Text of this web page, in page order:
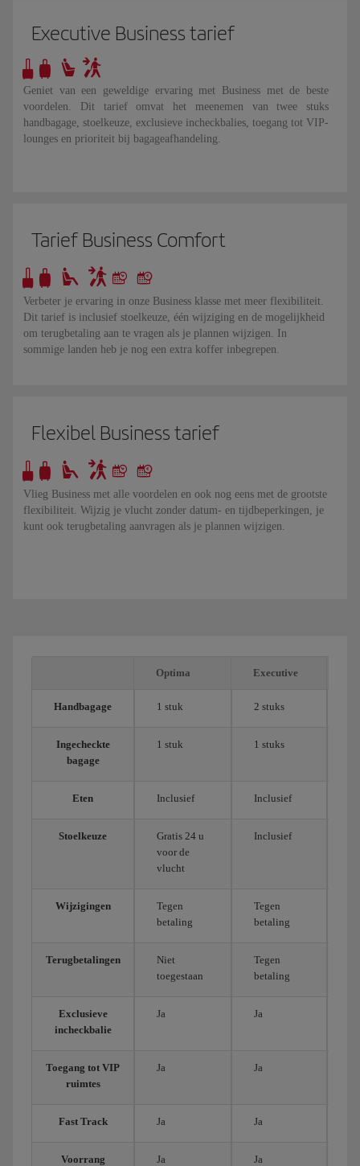
Executive Business tarief
Geniet van een geweldige ervaring met Business met de beste
voordelen. Dit tarief omvat het meenemen van twee stuks
handbagage, stoelkeuze, exclusieve incheckbalies, toegang tot VIP-
lounges en prioriteit bij bagageafhandeling.
Tarief Business Comfort
Verbeter je ervaring in onze Business klasse met meer flexibiliteit.
Dit tarief is inclusief stoelkeuze, één wijziging en de mogelijkheid
om terugbetaling aan te vragen als je plannen wijzigen. In
sommige landen heb je nog een extra koffer inbegrepen.
Flexibel Business tarief
Vlieg Business met alle voordelen en ook nog eens met de grootste
flexibiliteit. Wijzig je vlucht zonder datum- en tijdbeperkingen, je
kunt ook terugbetaling aanvragen als je plannen wijzigen.
Optima Executive
Handbagage 1 stuk 2 stuks
Ingecheckte
bagage
1 stuk 1 stuks
Eten Inclusief Inclusief
Stoelkeuze
Gratis 24 u
voor de
vlucht
Inclusief
Wijzigingen
Tegen
betaling
Tegen
betaling
Terugbetalingen
Niet
toegestaan
Tegen
betaling
Exclusieve
incheckbalie
Ja Ja
Toegang tot VIP
ruimtes
Ja Ja
Fast Track Ja Ja
Voorrang
Ja Ja